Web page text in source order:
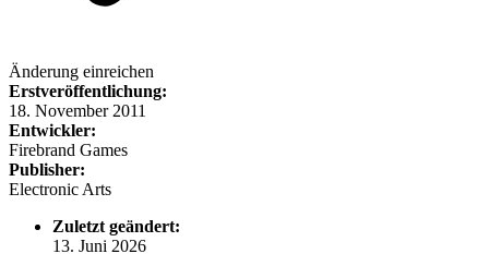
Änderung einreichen
Erstveröffentlichung:
18. November 2011
Entwickler:
Firebrand Games
Publisher:
Electronic Arts
Zuletzt geändert:
13. Juni 2026